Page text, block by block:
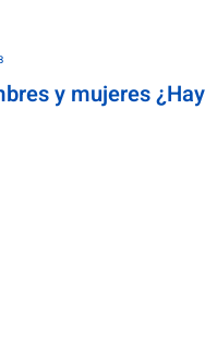
y mujeres ¿Hay